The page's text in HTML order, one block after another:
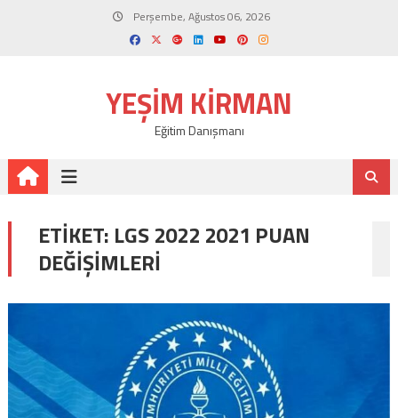
Perşembe, Ağustos 06, 2026
YEŞIM KIRMAN
Eğitim Danışmanı
ETIKET: LGS 2022 2021 PUAN
DEĞIŞIMLERI